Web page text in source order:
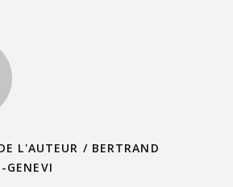
L'AUTEUR / BERTRAND
GENEVI